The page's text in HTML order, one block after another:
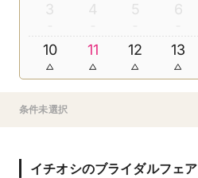
3 4 5 6
10 11 12 13
条件未選択
イチオシのブライダルフェア